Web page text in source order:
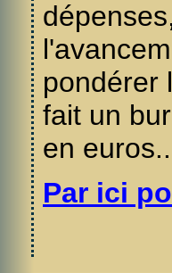
pondérer
fait un
en
Par ici